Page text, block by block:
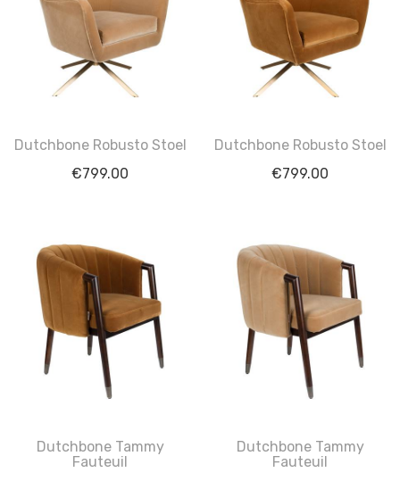
Dutchbone Robusto Stoel
€799.00
Dutchbone Robusto Stoel
€799.00
Dutchbone Tammy
Fauteuil
Dutchbone Tammy
Fauteuil